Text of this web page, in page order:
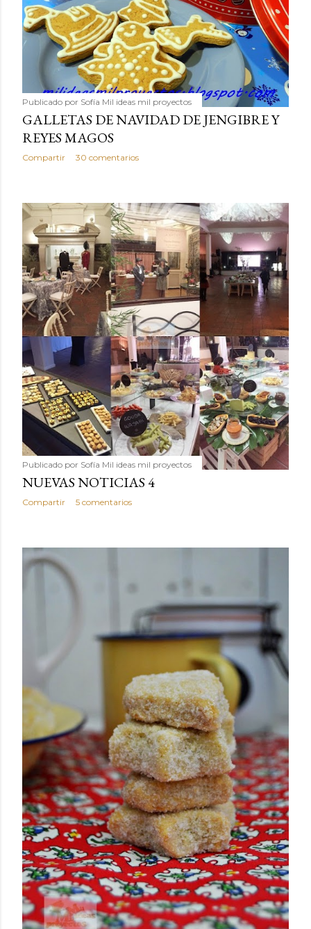
Publicado por Sofía Mil ideas mil proyectos
GALLETAS DE NAVIDAD DE JENGIBRE Y
REYES MAGOS
Compartir 30 comentarios
Publicado por Sofía Mil ideas mil proyectos
NUEVAS NOTICIAS 4
Compartir 5 comentarios